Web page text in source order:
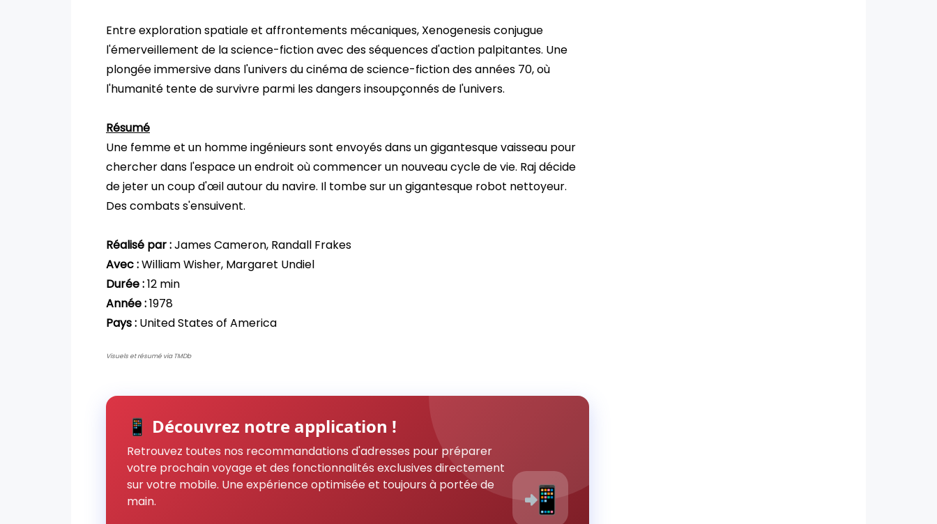
Entre exploration spatiale et affrontements mécaniques, Xenogenesis conjugue
l'émerveillement de la science-fiction avec des séquences d'action palpitantes. Une
plongée immersive dans l'univers du cinéma de science-fiction des années 70, où
l'humanité tente de survivre parmi les dangers insoupçonnés de l'univers.
Résumé
Une femme et un homme ingénieurs sont envoyés dans un gigantesque vaisseau pour
chercher dans l'espace un endroit où commencer un nouveau cycle de vie. Raj décide
de jeter un coup d'œil autour du navire. Il tombe sur un gigantesque robot nettoyeur.
Des combats s'ensuivent.
Réalisé par :James Cameron, Randall Frakes
Avec :William Wisher, Margaret Undiel
Durée :12 min
Année :1978
Pays : United States of America
Visuels et résumé via TMDb
📱 Découvrez notre application !
Retrouvez toutes nos recommandations d'adresses pour préparer
votre prochain voyage et des fonctionnalités exclusives directement
sur votre mobile. Une expérience optimisée et toujours à portée de
main.
📲